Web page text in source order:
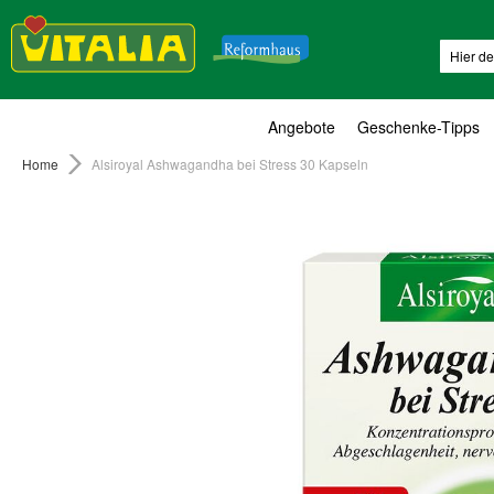
Angebote Geschenke-Tipps
Home Alsiroyal Ashwagandha bei Stress 30 Kapseln